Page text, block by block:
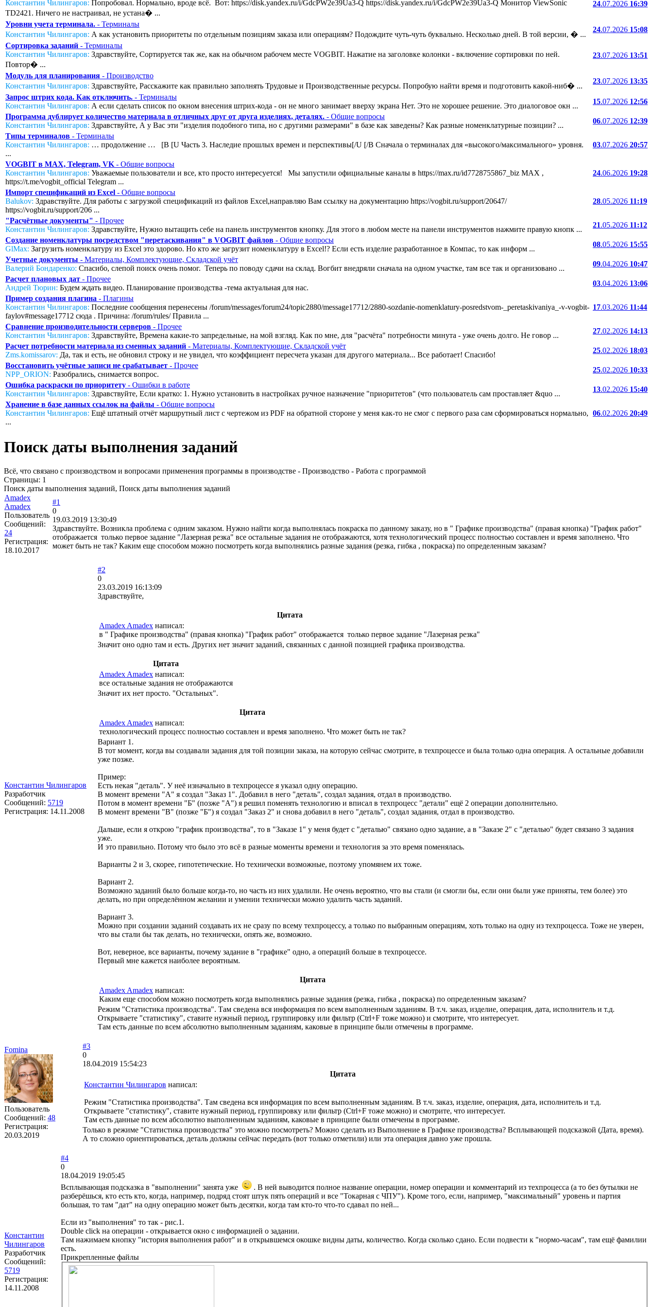
Константин Чилингаров: Попробовал. Нормально, вроде всё. Вот: https://disk.yandex.ru/i/GdcPW2e39Ua3-Q https://disk.yandex.ru/i/GdcPW2e39Ua3-Q Монитор ViewSonic
TD2421. Ничего не настраивал, не устана� ...
24.07.2026 16:39
Уровни учета терминала. - Терминалы
Константин Чилингаров: А как установить приоритеты по отдельным позициям заказа или операциям? Подождите чуть-чуть буквально. Несколько дней. В той версии, � ...
24.07.2026 15:08
Сортировка заданий - Терминалы
Константин Чилингаров: Здравствуйте, Сортируется так же, как на обычном рабочем месте VOGBIT. Нажатие на заголовке колонки - включение сортировки по ней.
Повтор� ...
23.07.2026 13:51
Модуль для планирования - Производство
Константин Чилингаров: Здравствуйте, Расскажите как правильно заполнять Трудовые и Производственные ресурсы. Попробую найти время и подготовить какой-ниб� ...
23.07.2026 13:35
Запрос штрих кода. Как отключить. - Терминалы
Константин Чилингаров: А если сделать список по окном внесения штрих-кода - он не много занимает вверху экрана Нет. Это не хорошее решение. Это диалоговое окн ...
15.07.2026 12:56
Программа дублирует количество материала в отличных друг от друга изделиях, деталях. - Общие вопросы
Константин Чилингаров: Здравствуйте, А у Вас эти "изделия подобного типа, но с другими размерами" в базе как заведены? Как разные номенклатурные позиции? ...
06.07.2026 12:39
Типы терминалов - Терминалы
Константин Чилингаров: … продолжение … [B [U Часть 3. Наследие прошлых времен и перспективы[/U [/B Сначала о терминалах для «высокого/максимального» уровня.
...
03.07.2026 20:57
VOGBIT в MAX, Telegram, VK - Общие вопросы
Константин Чилингаров: Уважаемые пользователи и все, кто просто интересуется! Мы запустили официальные каналы в https://max.ru/id7728755867_biz MAX ,
https://t.me/vogbit_official Telegram ...
24.06.2026 19:28
Импорт спецификаций из Excel - Общие вопросы
Balukov: Здравствуйте. Для работы с загрузкой спецификаций из файлов Excel,направляю Вам ссылку на документацию https://vogbit.ru/support/20647/
https://vogbit.ru/support/206 ...
28.05.2026 11:19
"Расчётные документы" - Прочее
Константин Чилингаров: Здравствуйте, Нужно вытащить себе на панель инструментов кнопку. Для этого в любом месте на панели инструментов нажмите правую кнопк ...
21.05.2026 11:12
Создание номенклатуры посредством "перетаскивания" в VOGBIT файлов - Общие вопросы
GlMax: Загрузить номенклатуру из Excel это здорово. Но кто же загрузит номенклатуру в Excel!? Если есть изделие разработанное в Компас, то как информ ...
08.05.2026 15:55
Учетные документы - Материалы, Комплектующие, Складской учёт
Валерий Бондаренко: Спасибо, слепой поиск очень помог. Теперь по поводу сдачи на склад. Вогбит внедряли сначала на одном участке, там все так и организовано ...
09.04.2026 10:47
Расчет плановых дат - Прочее
Андрей Тюрин: Будем ждать видео. Планирование производства -тема актуальная для нас.
03.04.2026 13:06
Пример создания плагина - Плагины
Константин Чилингаров: Последние сообщения перенесены /forum/messages/forum24/topic2880/message17712/2880-sozdanie-nomenklatury-posredstvom-_peretaskivaniya_-v-vogbit-
faylov#message17712 сюда . Причина: /forum/rules/ Правила ...
17.03.2026 11:44
Сравнение производительности серверов - Прочее
Константин Чилингаров: Здравствуйте, Времена какие-то запредельные, на мой взгляд. Как по мне, для "расчёта" потребности минута - уже очень долго. Не говор ...
27.02.2026 14:13
Расчет потребности материала из сменных заданий - Материалы, Комплектующие, Складской учёт
Zms.komissarov: Да, так и есть, не обновил строку и не увидел, что коэффициент пересчета указан для другого материала... Все работает! Спасибо!
25.02.2026 18:03
Восстановить учётные записи не срабатывает - Прочее
NPP_ORION: Разобрались, снимается вопрос.
25.02.2026 10:33
Ошибка раскраски по приоритету - Ошибки в работе
Константин Чилингаров: Здравствуйте, Если кратко: 1. Нужно установить в настройках ручное назначение "приоритетов" (что пользователь сам проставляет &quo ...
13.02.2026 15:40
Хранение в базе данных ссылок на файлы - Общие вопросы
Константин Чилингаров: Ещё штатный отчёт маршрутный лист с чертежом из PDF на обратной стороне у меня как-то не смог с первого раза сам сформироваться нормально,
...
06.02.2026 20:49
Поиск даты выполнения заданий
Всё, что связано с производством и вопросами применения программы в производстве - Производство - Работа с программой
Страницы: 1
Поиск даты выполнения заданий, Поиск даты выполнения заданий
Amadex
Amadex
Пользователь
Сообщений:
24
Регистрация:
18.10.2017
#1
0
19.03.2019 13:30:49
Здравствуйте. Возникла проблема с одним заказом. Нужно найти когда выполнялась покраска по данному заказу, но в " Графике производства" (правая кнопка) "График работ"
отображается только первое задание "Лазерная резка" все остальные задания не отображаются, хотя технологический процесс полностью составлен и время заполнено. Что
может быть не так? Каким еще способом можно посмотреть когда выполнялись разные задания (резка, гибка , покраска) по определенным заказам?
Константин Чилингаров
Разработчик
Сообщений: 5719
Регистрация: 14.11.2008
#2
0
23.03.2019 16:13:09
Здравствуйте,
Цитата
Amadex Amadex написал:
в " Графике производства" (правая кнопка) "График работ" отображается только первое задание "Лазерная резка"
Значит оно одно там и есть. Других нет значит заданий, связанных с данной позицией графика производства.
Цитата
Amadex Amadex написал:
все остальные задания не отображаются
Значит их нет просто. "Остальных".
Цитата
Amadex Amadex написал:
технологический процесс полностью составлен и время заполнено. Что может быть не так?
Вариант 1.
В тот момент, когда вы создавали задания для той позиции заказа, на которую сейчас смотрите, в техпроцессе и была только одна операция. А остальные добавили
уже позже.
Пример:
Есть некая "деталь". У неё изначально в техпроцессе я указал одну операцию.
В момент времени "А" я создал "Заказ 1". Добавил в него "деталь", создал задания, отдал в производство.
Потом в момент времени "Б" (позже "А") я решил поменять технологию и вписал в техпроцесс "детали" ещё 2 операции дополнительно.
В момент времени "В" (позже "Б") я создал "Заказ 2" и снова добавил в него "деталь", создал задания, отдал в производство.
Дальше, если я открою "график производства", то в "Заказе 1" у меня будет с "деталью" связано одно задание, а в "Заказе 2" с "деталью" будет связано 3 задания
уже.
И это правильно. Потому что было это всё в разные моменты времени и технология за это время поменялась.
Варианты 2 и 3, скорее, гипотетические. Но технически возможные, поэтому упомянем их тоже.
Вариант 2.
Возможно заданий было больше когда-то, но часть из них удалили. Не очень вероятно, что вы стали (и смогли бы, если они были уже приняты, тем более) это
делать, но при определённом желании и умении технически можно удалить часть заданий.
Вариант 3.
Можно при создании заданий создавать их не сразу по всему техпроцессу, а только по выбранным операциям, хоть только на одну из техпроцесса. Тоже не уверен,
что вы стали бы так делать, но технически, опять же, возможно.
Вот, неверное, все варианты, почему задание в "графике" одно, а операций больше в техпроцессе.
Первый мне кажется наиболее вероятным.
Цитата
Amadex Amadex написал:
Каким еще способом можно посмотреть когда выполнялись разные задания (резка, гибка , покраска) по определенным заказам?
Режим "Статистика производства". Там сведена вся информация по всем выполненным заданиям. В т.ч. заказ, изделие, операция, дата, исполнитель и т.д.
Открываете "статистику", ставите нужный период, группировку или фильтр (Ctrl+F тоже можно) и смотрите, что интересует.
Там есть данные по всем абсолютно выполненным заданиям, каковые в принципе были отмечены в программе.
Fomina
Пользователь
Сообщений: 48
Регистрация:
20.03.2019
#3
0
18.04.2019 15:54:23
Цитата
Константин Чилингаров написал:
Режим "Статистика производства". Там сведена вся информация по всем выполненным заданиям. В т.ч. заказ, изделие, операция, дата, исполнитель и т.д.
Открываете "статистику", ставите нужный период, группировку или фильтр (Ctrl+F тоже можно) и смотрите, что интересует.
Там есть данные по всем абсолютно выполненным заданиям, каковые в принципе были отмечены в программе.
Только в режиме "Статистика производства" это можно посмотреть? Можно сделать из Выполнение в Графике производства? Всплывающей подсказкой (Дата, время).
А то сложно ориентироваться, деталь должны сейчас передать (вот только отметили) или эта операция давно уже прошла.
Константин
Чилингаров
Разработчик
Сообщений:
5719
Регистрация:
14.11.2008
#4
0
18.04.2019 19:05:45
Всплывающая подсказка в "выполнении" занята уже
. В ней выводится полное название операции, номер операции и комментарий из техпроцесса (а то без бутылки не
разберёшься, кто есть кто, когда, например, подряд стоят штук пять операций и все "Токарная с ЧПУ"). Кроме того, если, например, "максимальный" уровень и партия
большая, то там "дат" на одну операцию может быть десятки, когда там кто-то что-то сдавал по ней...
Если из "выполнения" то так - рис.1.
Double click на операции - открывается окно с информацией о задании.
Там нажимаем кнопку "история выполнения работ" и в открывшемся окошке видны даты, количество. Когда сколько сдано. Если подвести к "нормо-часам", там ещё фамилии
есть.
Прикрепленные файлы